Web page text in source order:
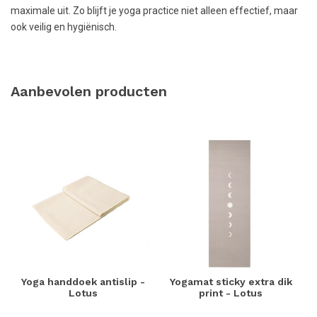
maximale uit. Zo blijft je yoga practice niet alleen effectief, maar
ook veilig en hygiënisch.
Aanbevolen producten
Yoga handdoek antislip -
Lotus
Yogamat sticky extra dik
print - Lotus